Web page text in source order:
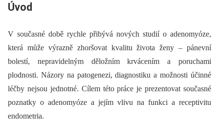
Úvod
V současné době rychle přibývá nových studií o adenomyóze,
která může výrazně zhoršovat kvalitu života ženy –⁠ pánevní
bolestí, nepravidelným děložním krvácením a poruchami
plodnosti. Názory na patogenezi, dia­gnostiku a možnosti účinné
léčby nejsou jednotné. Cílem této práce je prezentovat současné
poznatky o adenomyóze a jejím vlivu na funkci a receptivitu
endometria.